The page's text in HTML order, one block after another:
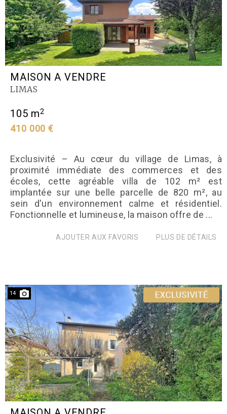
MAISON A VENDRE
LIMAS
105 m2
410 000 €
Exclusivité – Au cœur du village de Limas, à
proximité immédiate des commerces et des
écoles, cette agréable villa de 102 m² est
implantée sur une belle parcelle de 820 m², au
sein d'un environnement calme et résidentiel.
Fonctionnelle et lumineuse, la maison offre de ...
AJOUTER AUX FAVORIS PLUS DE DÉTAILS
14